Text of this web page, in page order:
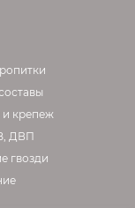
и крепеж
ДВП
гвозди